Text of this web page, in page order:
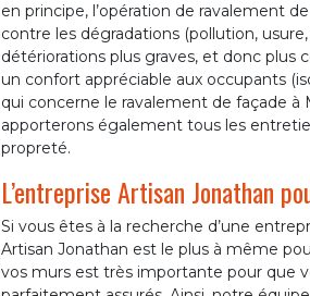
en principe, l’opération de ravalement
contre les dégradations (pollution,
détériorations plus graves, et donc
un confort appréciable aux occupants
qui concerne le ravalement de façade à
apporterons également tous les
propreté.
L’entreprise Artisan Jonathan
Si vous êtes à la recherche d’une
Artisan Jonathan est le plus à même
vos murs est très importante pour que